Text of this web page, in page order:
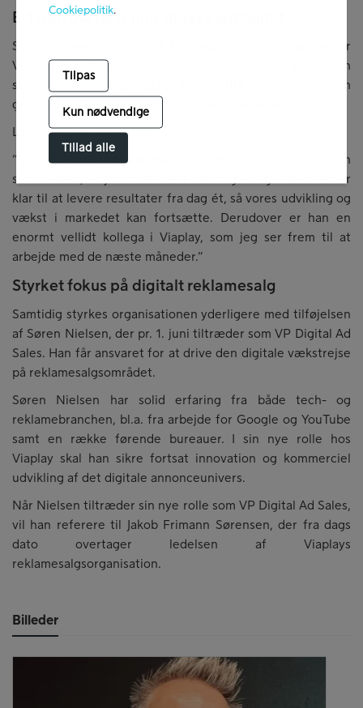
Cookiepolitik.
Tilpas
Kun nødvendige
Tillad alle
Erfaren overlevering sikrer kontinuitet
Som tidligere annonceret fratræder Lars Mossing, Senior
Vice President for FTV DK & Nordic Ad Operations, sin
stilling med udgangen af juli 2025. Indtil da vil han sikre en
grundig og stabil overlevering til Jakob Sørensen.
Lars Mossing udtaler:
“Med sit indgående kendskab til både Viaplay og branchen
som helhed, er Jakob det helt naturlige valg. Sørensen er
klar til at levere resultater fra dag ét, så vores udvikling og
vækst i markedet kan fortsætte. Derudover er han en
enormt vellidt kollega i Viaplay, som jeg ser frem til at
arbejde med de næste måneder.”
Styrket fokus på digitalt reklamesalg
Samtidig styrkes organisationen yderligere med tilføjelsen
af Søren Nielsen, der pr. 1. juni tiltræder som VP Digital Ad
Sales. Han får ansvaret for at drive den digitale vækstrejse
på reklamesalgsområdet.
Søren Nielsen har solid erfaring fra både tech- og
reklamebranchen, bl.a. fra arbejde for Google og YouTube
samt en række førende bureauer. I sin nye rolle hos
Viaplay skal han sikre fortsat innovation og kommerciel
udvikling af det digitale annonceunivers.
Når Nielsen tiltræder sin nye rolle som VP Digital Ad Sales,
vil han referere til Jakob Frimann Sørensen, der fra dags
dato overtager ledelsen af Viaplays
reklamesalgsorganisation.
Billeder